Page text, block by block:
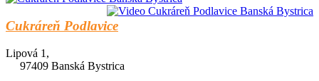
Cukráreň Podlavice
Lipová 1,
97409 Banská Bystrica